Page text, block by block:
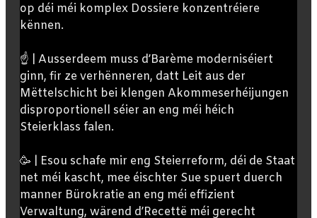
op déi méi komplex Dossiere konzentréiere
kënnen.
☝️ | Ausserdeem muss d’Barème moderniséiert
ginn, fir ze verhënneren, datt Leit aus der
Mëttelschicht bei klengen Akommeserhéijungen
disproportionell séier an eng méi héich
Steierklass falen.
🥳 | Esou schafe mir eng Steierreform, déi de Staat
net méi kascht, mee éischter Sue spuert duerch
manner Bürokratie an eng méi effizient
Verwaltung, wärend d’Recettë méi gerecht